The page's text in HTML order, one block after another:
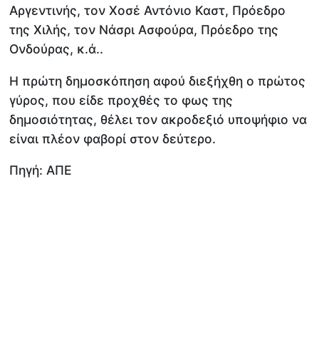
Αργεντινής, τον Χοσέ Αντόνιο Καστ, Πρόεδρο
της Χιλής, τον Νάσρι Ασφούρα, Πρόεδρο της
Ονδούρας, κ.ά..
Η πρώτη δημοσκόπηση αφού διεξήχθη ο πρώτος
γύρος, που είδε προχθές το φως της
δημοσιότητας, θέλει τον ακροδεξιό υποψήφιο να
είναι πλέον φαβορί στον δεύτερο.
Πηγή: AΠΕ